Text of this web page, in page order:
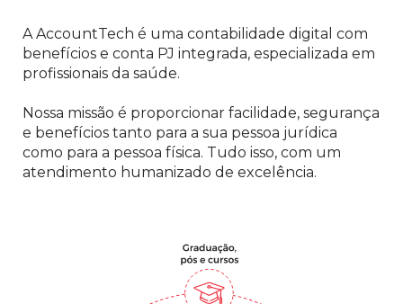
A AccountTech é uma contabilidade digital com
benefícios e conta PJ integrada, especializada em
profissionais da saúde.
Nossa missão é proporcionar facilidade, segurança
e benefícios tanto para a sua pessoa jurídica
como para a pessoa física. Tudo isso, com um
atendimento humanizado de excelência.